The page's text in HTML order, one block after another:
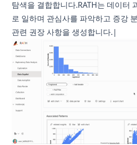
탐색을 결합합니다.RATH는 데이터
로 일하며 관심사를 파악하고 증강
관련 권장 사항을 생성합니다.|